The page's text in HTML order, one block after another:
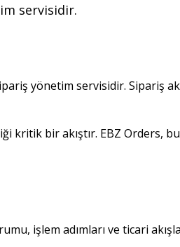
servisidir.
yönetim servisidir. Sipariş
kritik bir akıştır. EBZ Orders,
işlem adımları ve ticari